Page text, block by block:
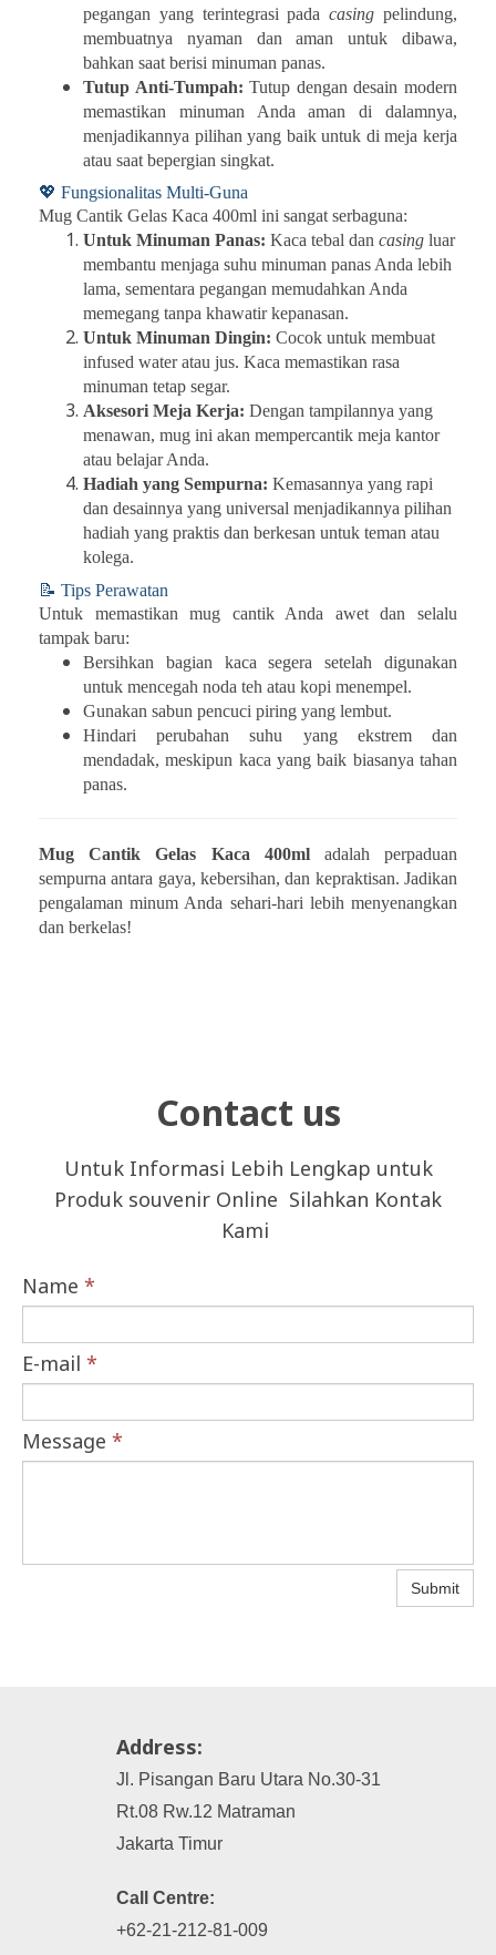
pegangan yang terintegrasi padacasing pelindung,
membuatnya nyaman dan aman untuk dibawa,
bahkan saat berisi minuman panas.
Tutup Anti-Tumpah: Tutup dengan desain modern
memastikan minuman Anda aman di dalamnya,
menjadikannya pilihan yang baik untuk di meja kerja
atau saat bepergian singkat.
💖 Fungsionalitas Multi-Guna
Mug Cantik Gelas Kaca 400ml ini sangat serbaguna:
Untuk Minuman Panas: Kaca tebal dan casing luar
membantu menjaga suhu minuman panas Anda lebih
lama, sementara pegangan memudahkan Anda
memegang tanpa khawatir kepanasan.
Untuk Minuman Dingin: Cocok untuk membuat
infused water atau jus. Kaca memastikan rasa
minuman tetap segar.
Aksesori Meja Kerja: Dengan tampilannya yang
menawan, mug ini akan mempercantik meja kantor
atau belajar Anda.
Hadiah yang Sempurna: Kemasannya yang rapi
dan desainnya yang universal menjadikannya pilihan
hadiah yang praktis dan berkesan untuk teman atau
kolega.
📝 Tips Perawatan
Untuk memastikan mug cantik Anda awet dan selalu
tampak baru:
Bersihkan bagian kaca segera setelah digunakan
untuk mencegah noda teh atau kopi menempel.
Gunakan sabun pencuci piring yang lembut.
Hindari perubahan suhu yang ekstrem dan
mendadak, meskipun kaca yang baik biasanya tahan
panas.
Mug Cantik Gelas Kaca 400mladalah perpaduan
sempurna antara gaya, kebersihan, dan kepraktisan. Jadikan
pengalaman minum Anda sehari-hari lebih menyenangkan
dan berkelas!
Contact us
Untuk Informasi Lebih Lengkap untuk
Produk souvenir Online Silahkan Kontak
Kami
Name *
E-mail *
Message *
Submit
Address:
Jl. Pisangan Baru Utara No.30-31
Rt.08 Rw.12 Matraman
Jakarta Timur
Call Centre:
+62-21-212-81-009